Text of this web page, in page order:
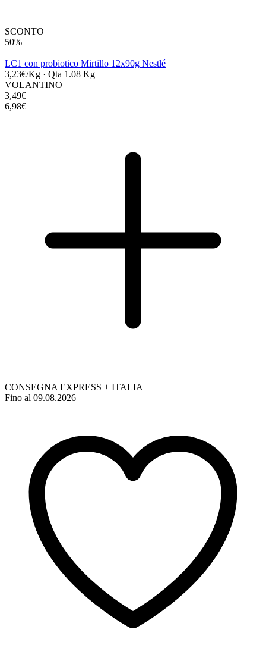
SCONTO
50%
LC1 con probiotico Mirtillo 12x90g Nestlé
3,23€/Kg · Qta 1.08 Kg
VOLANTINO
3,49€
6,98€
CONSEGNA EXPRESS + ITALIA
Fino al 09.08.2026